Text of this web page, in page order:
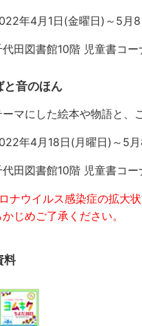
年4月1日(金曜日)～5月
田図書館10階 児童書コー
と音のほん
マにした絵本や物語と、
年4月18日(月曜日)～5
田図書館10階 児童書コー
ナウイルス感染症の拡大
じめご了承ください。
料